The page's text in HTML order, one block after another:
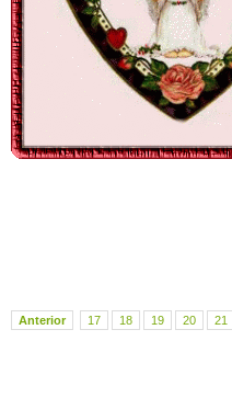
Anterior 17 18 19 20 21